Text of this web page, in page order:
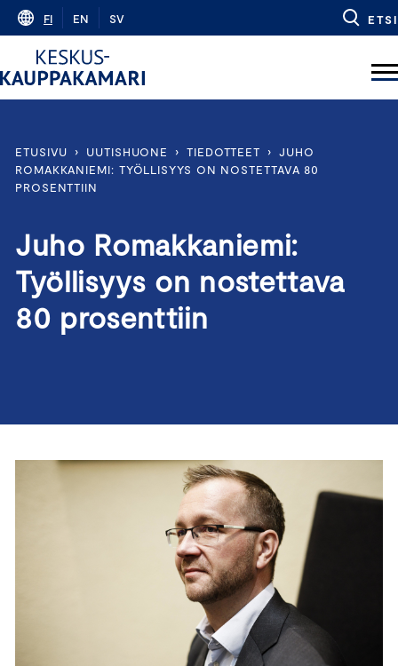
Skip
content
FI EN SV ETSI
ETUSIVU › UUTISHUONE › TIEDOTTEET › JUHO
ROMAKKANIEMI: TYÖLLISYYS ON NOSTETTAVA 80
PROSENTTIIN
Juho Romakkaniemi:
Työllisyys on nostettava
80 prosenttiin